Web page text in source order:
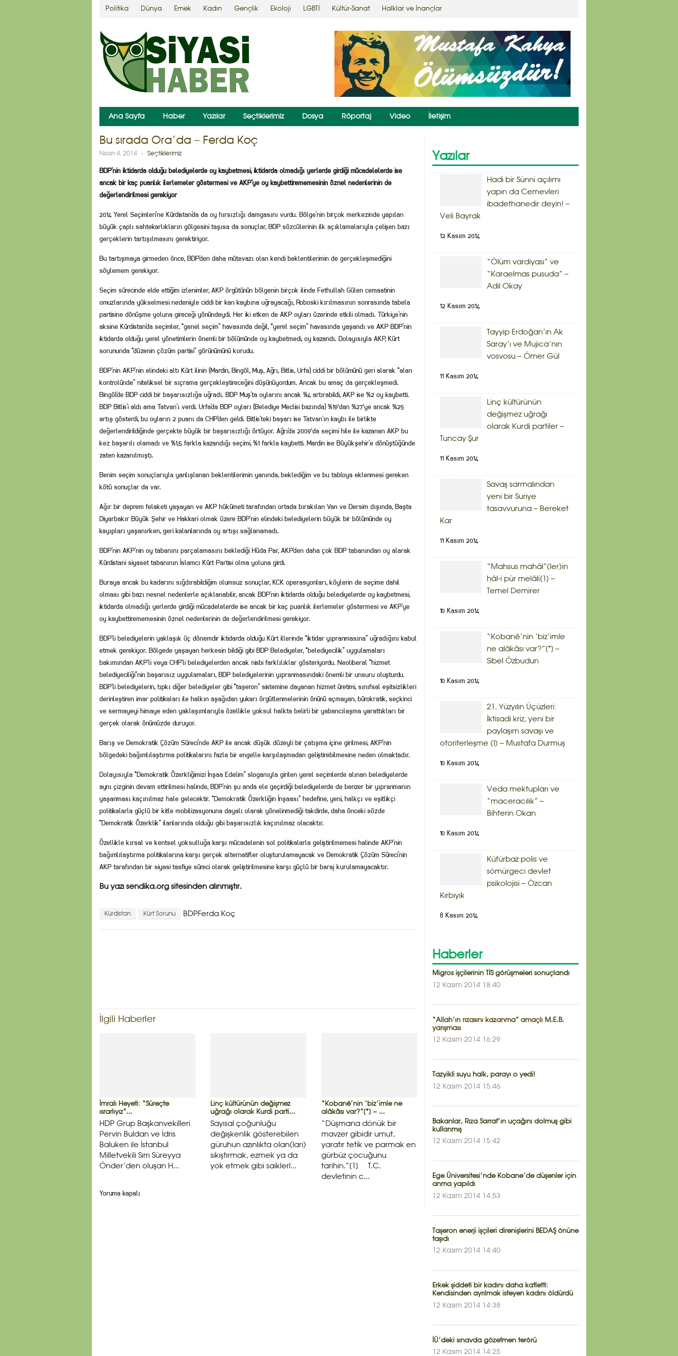
Politika Dünya Emek Kadın Gençlik Ekoloji LGBTİ Kültür-Sanat Halklar ve İnançlar
Ana Sayfa Haber Yazılar Seçtiklerimiz Dosya Röportaj Video İletişim
Bu sırada Ora’da – Ferda Koç
Nisan 4, 2014 - Seçtiklerimiz
BDP’nin iktidarda olduğu belediyelerde oy kaybetmesi, iktidarda olmadığı yerlerde girdiği mücadelelerde ise
ancak bir kaç puanlık ilerlemeler göstermesi ve AKP’ye oy kaybettirememesinin öznel nedenlerinin de
değerlendirilmesi gerekiyor
2014 Yerel Seçimleri’ne Kürdistan’da da oy hırsızlığı damgasını vurdu. Bölge’nin birçok merkezinde yapılan
büyük çaplı sahtekarlıkların gölgesini taşısa da sonuçlar, BDP sözcülerinin ilk açıklamalarıyla çelişen bazı
gerçeklerin tartışılmasını gerektiriyor.
Bu tartışmaya girmeden önce, BDP’den daha mütevazı olan kendi beklentilerimin de gerçekleşmediğini
söylemem gerekiyor.
Seçim sürecinde elde ettiğim izlenimler, AKP örgütünün bölgenin birçok ilinde Fethullah Gülen cemaatinin
omuzlarında yükselmesi nedeniyle ciddi bir kan kaybına uğrayacağı, Roboski kırılmasının sonrasında tabela
partisine dönüşme yoluna gireceği yönündeydi. Her iki etken de AKP oyları üzerinde etkili olmadı. Türkiye’nin
aksine Kürdistan’da seçimler, “genel seçim” havasında değil, “yerel seçim” havasında yaşandı ve AKP BDP’nin
iktidarda olduğu yerel yönetimlerin önemli bir bölümünde oy kaybetmedi, oy kazandı. Dolayısıyla AKP, Kürt
sorununda “düzenin çözüm partisi” görünümünü korudu.
BDP’nin AKP’nin elindeki altı Kürt ilinin (Mardin, Bingöl, Muş, Ağrı, Bitlis, Urfa) ciddi bir bölümünü geri alarak “alan
kontrolünde” niteliksel bir sıçrama gerçekleştireceğini düşünüyordum. Ancak bu amaç da gerçekleşmedi.
Bingöl’de BDP ciddi bir başarısızlığa uğradı. BDP Muş’ta oylarını ancak %4 artırabildi, AKP ise %2 oy kaybetti.
BDP Bitlis’i aldı ama Tatvan’ı verdi. Urfa’da BDP oyları (Belediye Meclisi bazında) %19′dan %27′ye ancak %25
artış gösterdi, bu oyların 2 puanı da CHP’den geldi. Bitlis’teki başarı ise Tatvan’ın kaybı ile birlikte
değerlendirildiğinde gerçekte büyük bir başarısızlığı örtüyor. Ağrı’da 2009′da seçimi hile ile kazanan AKP bu
kez başarılı olamadı ve %1,5 farkla kazandığı seçimi, %1 farkla kaybetti. Mardin ise Büyükşehir’e dönüştüğünde
zaten kazanılmıştı.
Benim seçim sonuçlarıyla yanlışlanan beklentilerimin yanında, beklediğim ve bu tabloya eklenmesi gereken
kötü sonuçlar da var.
Ağır bir deprem felaketi yaşayan ve AKP hükümeti tarafından ortada bırakılan Van ve Dersim dışında, Başta
Diyarbakır Büyük Şehir ve Hakkari olmak üzere BDP’nin elindeki belediyelerin büyük bir bölümünde oy
kayıpları yaşanırken, geri kalanlarında oy artışı sağlanamadı.
BDP’nin AKP’nin oy tabanını parçalamasını beklediği Hüda Par, AKP’den daha çok BDP tabanından oy alarak
Kürdistani siyaset tabanının İslamcı Kürt Partisi olma yoluna girdi.
Buraya ancak bu kadarını sığdırabildiğim olumsuz sonuçlar, KCK operasyonları, köylerin de seçime dahil
olması gibi bazı nesnel nedenlerle açıklanabilir, ancak BDP’nin iktidarda olduğu belediyelerde oy kaybetmesi,
iktidarda olmadığı yerlerde girdiği mücadelelerde ise ancak bir kaç puanlık ilerlemeler göstermesi ve AKP’ye
oy kaybettirememesinin öznel nedenlerinin de değerlendirilmesi gerekiyor.
BDP’li belediyelerin yaklaşık üç dönemdir iktidarda olduğu Kürt illerinde “iktidar yıpranmasına” uğradığını kabul
etmek gerekiyor. Bölgede yaşayan herkesin bildiği gibi BDP Belediyeler, “belediyecilik” uygulamaları
bakımından AKP’li veya CHP’li belediyelerden ancak nisbi farklılıklar gösteriyordu. Neoliberal “hizmet
belediyeciliği”nin başarısız uygulamaları, BDP belediyelerinin yıpranmasındaki önemli bir unsuru oluşturdu.
BDP’li belediyelerin, tıpkı diğer belediyeler gibi “taşeron” sistemine dayanan hizmet üretimi, sınıfsal eşitsizlikleri
derinleştiren imar politikaları ile halkın aşağıdan yukarı örgütlenmelerinin önünü açmayan, bürokratik, seçkinci
ve sermayeyi himaye eden yaklaşımlarıyla özellikle yoksul halkta belirli bir yabancılaşma yarattıkları bir
gerçek olarak önümüzde duruyor.
Barış ve Demokratik Çözüm Süreci’nde AKP ile ancak düşük düzeyli bir çatışma içine girilmesi, AKP’nin
bölgedeki bağımlılaştırma politikalarını fazla bir engelle karşılaşmadan geliştirebilmesine neden olmaktadır.
Dolayısıyla “Demokratik Özerkliğimizi İnşaa Edelim” sloganıyla girilen yerel seçimlerde alınan belediyelerde
aynı çizginin devam ettirilmesi halinde, BDP’nin şu anda ele geçirdiği belediyelerde de benzer bir yıpranmanın
yaşanması kaçınılmaz hale gelecektir. “Demokratik Özerkliğin İnşaası” hedefine, yeni, halkçı ve eşitlikçi
politikalarla güçlü bir kitle mobilizasyonuna dayalı olarak yönelinmediği takdirde, daha önceki sözde
“Demokratik Özerklik” ilanlarında olduğu gibi başarısızlık kaçınılmaz olacaktır.
Özellikle kırsal ve kentsel yoksulluğa karşı mücadelenin sol politikalarla geliştirilmemesi halinde AKP’nin
bağımlılaştırma politikalarına karşı gerçek alternatifler oluşturulamayacak ve Demokratik Çözüm Süreci’nin
AKP tarafından bir siyasi tasfiye süreci olarak geliştirilmesine karşı güçlü bir baraj kurulamayacaktır.
Bu yazı sendika.org sitesinden alınmıştır.
BDPFerda Koç
Kürdistan Kürt Sorunu
İlgili Haberler
İmralı Heyeti: “Süreçte
ısrarlıyız”...
HDP Grup Başkanvekilleri
Pervin Buldan ve İdris
Baluken ile İstanbul
Milletvekili Sırrı Süreyya
Önder’den oluşan H...
Linç kültürünün değişmez
uğrağı olarak Kurdi parti...
Sayısal çoğunluğu
değişkenlik gösterebilen
güruhun azınlıkta olan(ları)
sıkıştırmak, ezmek ya da
yok etmek gibi saiklerl...
“Kobanê’nin ‘biz’imle ne
alâkâsı var?”[*] – ...
“Düşmana dönük bir
mavzer gibidir umut,
yaratır tetik ve parmak en
gürbüz çocuğunu
tarihin.”[1] T.C.
devletinin c...
Yoruma kapalı
Yazılar
Hadi bir Sünni açılımı
yapın da Cemevleri
ibadethanedir deyin! –
Veli Bayrak
12 Kasım 2014
“Ölüm vardiyası” ve
“Karaelmas pusuda” –
Adil Okay
12 Kasım 2014
Tayyip Erdoğan’ın Ak
Saray’ı ve Mujica’nın
vosvosu – Ömer Gül
11 Kasım 2014
Linç kültürünün
değişmez uğrağı
olarak Kurdi partiler –
Tuncay Şur
11 Kasım 2014
Savaş sarmalından
yeni bir Suriye
tasavvuruna – Bereket
Kar
11 Kasım 2014
“Mahsus mahâl”(ler)in
hâl-i pür melâli[1] –
Temel Demirer
10 Kasım 2014
“Kobanê’nin ‘biz’imle
ne alâkâsı var?”[*] –
Sibel Özbudun
10 Kasım 2014
21. Yüzyılın Üçüzleri:
İktisadi kriz, yeni bir
paylaşım savaşı ve
otoriterleşme (I) – Mustafa Durmuş
10 Kasım 2014
Veda mektupları ve
“maceracılık” –
Bihterin Okan
10 Kasım 2014
Küfürbaz polis ve
sömürgeci devlet
psikolojisi – Özcan
Kırbıyık
8 Kasım 2014
Haberler
Migros işçilerinin TİS görüşmeleri sonuçlandı
12 Kasım 2014 18:40
“Allah’ın rızasını kazanma” amaçlı M.E.B.
yarışması
12 Kasım 2014 16:29
Tazyikli suyu halk, parayı o yedi!
12 Kasım 2014 15:46
Bakanlar, Rıza Sarraf’ın uçağını dolmuş gibi
kullanmış
12 Kasım 2014 15:42
Ege Üniversitesi’nde Kobane’de düşenler için
anma yapıldı
12 Kasım 2014 14:53
Taşeron enerji işçileri direnişlerini BEDAŞ önüne
taşıdı
12 Kasım 2014 14:40
Erkek şiddeti bir kadını daha katletti:
Kendisinden ayrılmak isteyen kadını öldürdü
12 Kasım 2014 14:38
İÜ’deki sınavda gözetmen terörü
12 Kasım 2014 14:25